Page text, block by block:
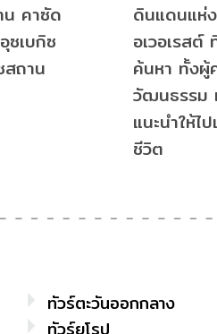
น คาซัด
ซเบกิซ
ถาน
ดินแดนแห่
อเวอเรสต์
ค้นหา ทั้งผู้
วัฒนธรรม
แนะนำให้ไ
ชีวิต
ทัวร์ตะวันออกกลาง